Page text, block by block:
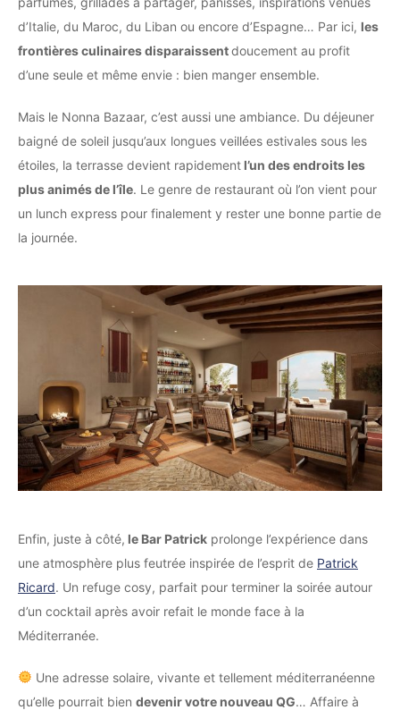
d’Italie, du Maroc, du Liban ou encore d’Espagne… Par ici, les
frontières culinaires disparaissentdoucement au profit
d’une seule et même envie : bien manger ensemble.
Mais le Nonna Bazaar, c’est aussi une ambiance. Du déjeuner
baigné de soleil jusqu’aux longues veillées estivales sous les
étoiles, la terrasse devient rapidementl’un des endroits les
plus animés de l’île. Le genre de restaurant où l’on vient pour
un lunch express pour finalement y rester une bonne partie de
la journée.
Enfin, juste à côté, le Bar Patrick prolonge l’expérience dans
une atmosphère plus feutrée inspirée de l’esprit de Patrick
Ricard. Un refuge cosy, parfait pour terminer la soirée autour
d’un cocktail après avoir refait le monde face à la
Méditerranée.
Une adresse solaire, vivante et tellement méditerranéenne
qu’elle pourrait bien devenir votre nouveau QG… Affaire à